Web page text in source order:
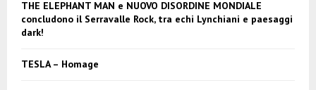
o
r
THE ELEPHANT MAN e NUOVO DISORDINE MONDIALE
concludono il Serravalle Rock, tra echi Lynchiani e paesaggi
dark!
TESLA – Homage